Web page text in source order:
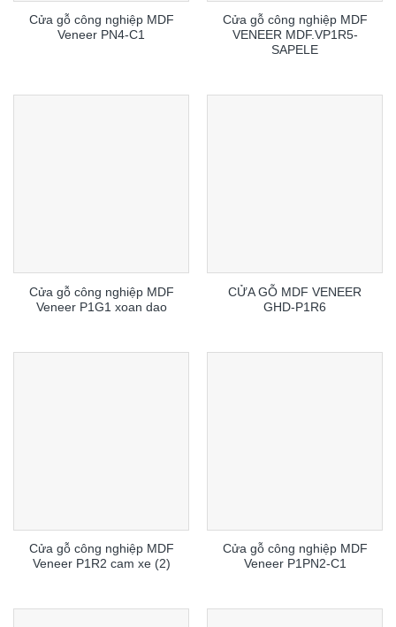
Cửa gỗ công nghiệp MDF
Veneer PN4-C1
Cửa gỗ công nghiệp MDF
VENEER MDF.VP1R5-
SAPELE
Cửa gỗ công nghiệp MDF
Veneer P1G1 xoan dao
CỬA GỖ MDF VENEER
GHD-P1R6
Cửa gỗ công nghiệp MDF
Veneer P1R2 cam xe (2)
Cửa gỗ công nghiệp MDF
Veneer P1PN2-C1